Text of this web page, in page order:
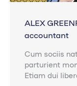
ALEX
accountant
Cum sociis
parturient
Etiam dui